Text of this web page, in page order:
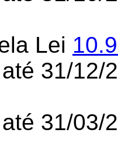
Lei
31/12/
31/03/